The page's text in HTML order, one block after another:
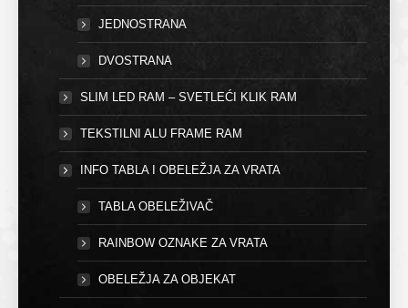
JEDNOSTRANA
DVOSTRANA
SLIM LED RAM – SVETLEĆI KLIK RAM
TEKSTILNI ALU FRAME RAM
INFO TABLA I OBELEŽJA ZA VRATA
TABLA OBELEŽIVAČ
RAINBOW OZNAKE ZA VRATA
OBELEŽJA ZA OBJEKAT